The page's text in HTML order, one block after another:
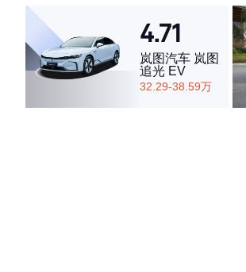
4.71
岚图汽车 岚图
追光 EV
32.29-38.59万